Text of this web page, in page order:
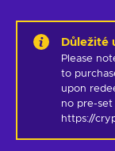
Důležité
Please
to
upon
no pre-set
https://